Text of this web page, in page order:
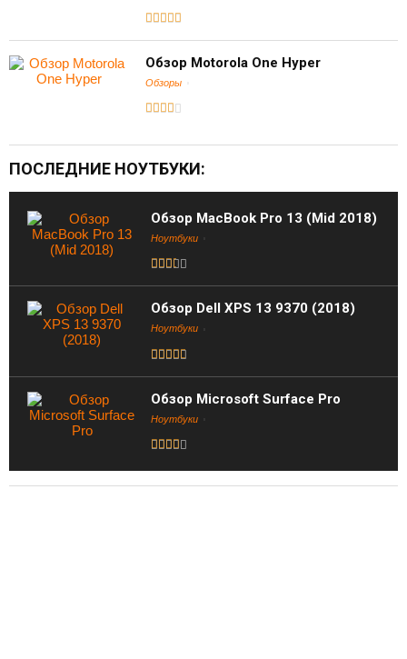
Обзор Motorola One Hyper
Обзоры
ПОСЛЕДНИЕ НОУТБУКИ:
Обзор MacBook Pro 13 (Mid 2018)
Ноутбуки
Обзор Dell XPS 13 9370 (2018)
Ноутбуки
Обзор Microsoft Surface Pro
Ноутбуки